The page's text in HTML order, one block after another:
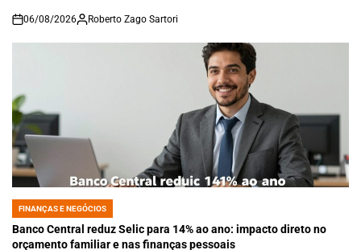
on
06/08/2026 Roberto Zago Sartori
POSTED
IN
FINANÇAS E NEGÓCIOS
Banco Central reduz Selic para 14% ao ano: impacto direto no
orçamento familiar e nas finanças pessoais